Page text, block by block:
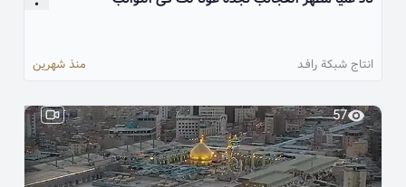
انتاج شبكة رافـد منذ شهرين
57